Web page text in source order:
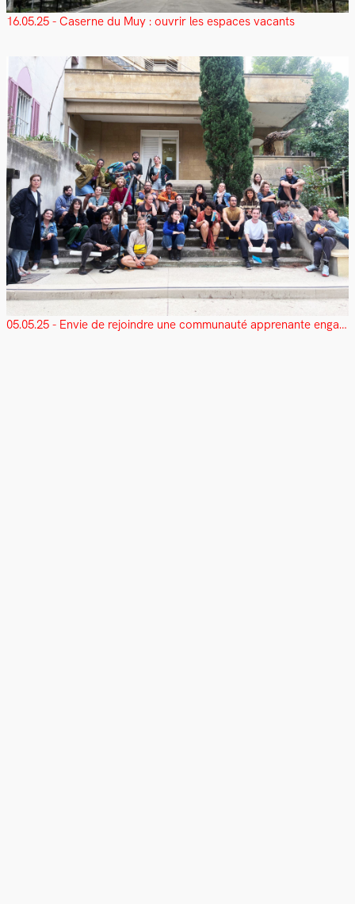
16.05.25 - Caserne du Muy : ouvrir les espaces vacants
05.05.25 - Envie de rejoindre une communauté apprenante engagée ?